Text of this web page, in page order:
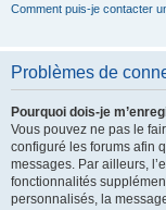
Comment puis-je contacter
Problèmes de
Pourquoi dois-je
Vous pouvez ne pas le
configuré les forums afin
messages. Par ailleurs,
fonctionnalités
personnalisés, la